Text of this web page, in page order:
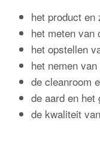
het product en
het meten van
het opstellen
het nemen
de cleanroom
de aard en het
de kwaliteit